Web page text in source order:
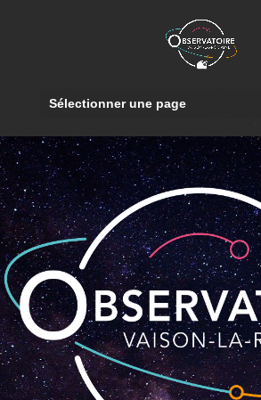
Sélectionner une page